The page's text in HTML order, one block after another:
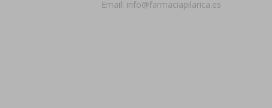
Email: info@farmaciapilarica.es